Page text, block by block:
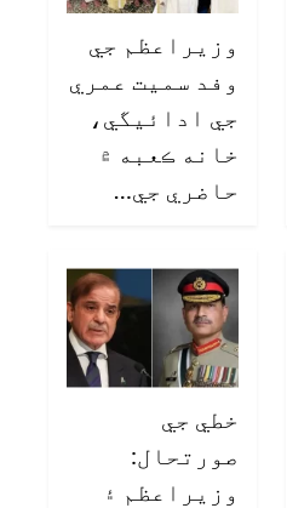
وزيراعظم جي
وفد سميت عمري
جي ادائيگي،
خانه ڪعبه ۾
حاضري جي…
خطي جي
صورتحال:
وزيراعظم ۽